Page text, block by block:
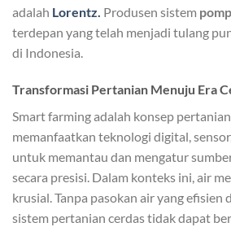
adalah Lorentz. Produsen sistem
terdepan yang telah menjadi tulang
di Indonesia.
Transformasi Pertanian Menuju Era
Smart farming adalah konsep
memanfaatkan teknologi digital,
untuk memantau dan mengatur
secara presisi. Dalam konteks ini, air
krusial. Tanpa pasokan air yang efisien
sistem pertanian cerdas tidak dapat